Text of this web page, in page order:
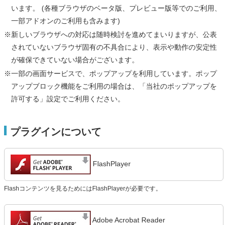
います。 (各種ブラウザのベータ版、プレビュー版等でのご利用、
一部アドオンのご利用も含みます)
※新しいブラウザへの対応は随時検討を進めてまいりますが、公表
されていないブラウザ固有の不具合により、表示や動作の安定性
が確保できていない場合がございます。
※一部の画面サービスで、ポップアップを利用しています。ポップ
アップブロック機能をご利用の場合は、「当社のポップアップを
許可する」設定でご利用ください。
プラグインについて
FlashPlayer
Flashコンテンツを見るためにはFlashPlayerが必要です。
Adobe Acrobat Reader